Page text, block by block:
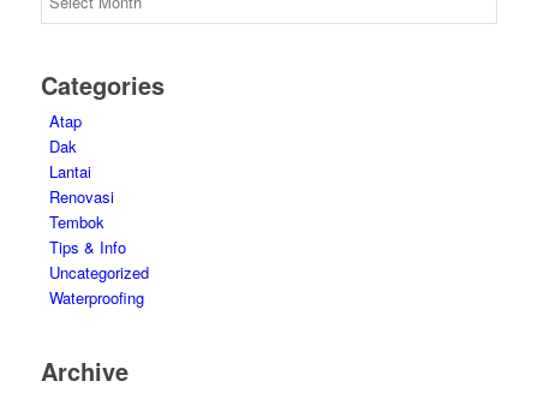
Categories
Atap
Dak
Lantai
Renovasi
Tembok
Tips & Info
Uncategorized
Waterproofing
Archive